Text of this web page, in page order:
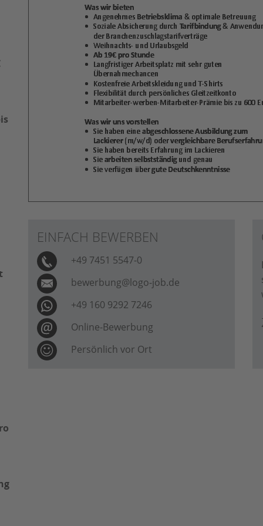
EINFACH BEWERBEN
+49 7451 5547-0
bewerbung@logo-job.de
+49 160 9292 7246
Online-Bewerbung
Persönlich vor Ort